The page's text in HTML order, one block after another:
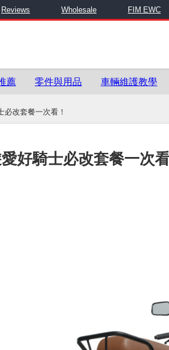
Reviews Wholesale FIM EWC
薦 零件與用品 車輛維護教學
必改套餐一次看！
好騎士必改套餐一次看